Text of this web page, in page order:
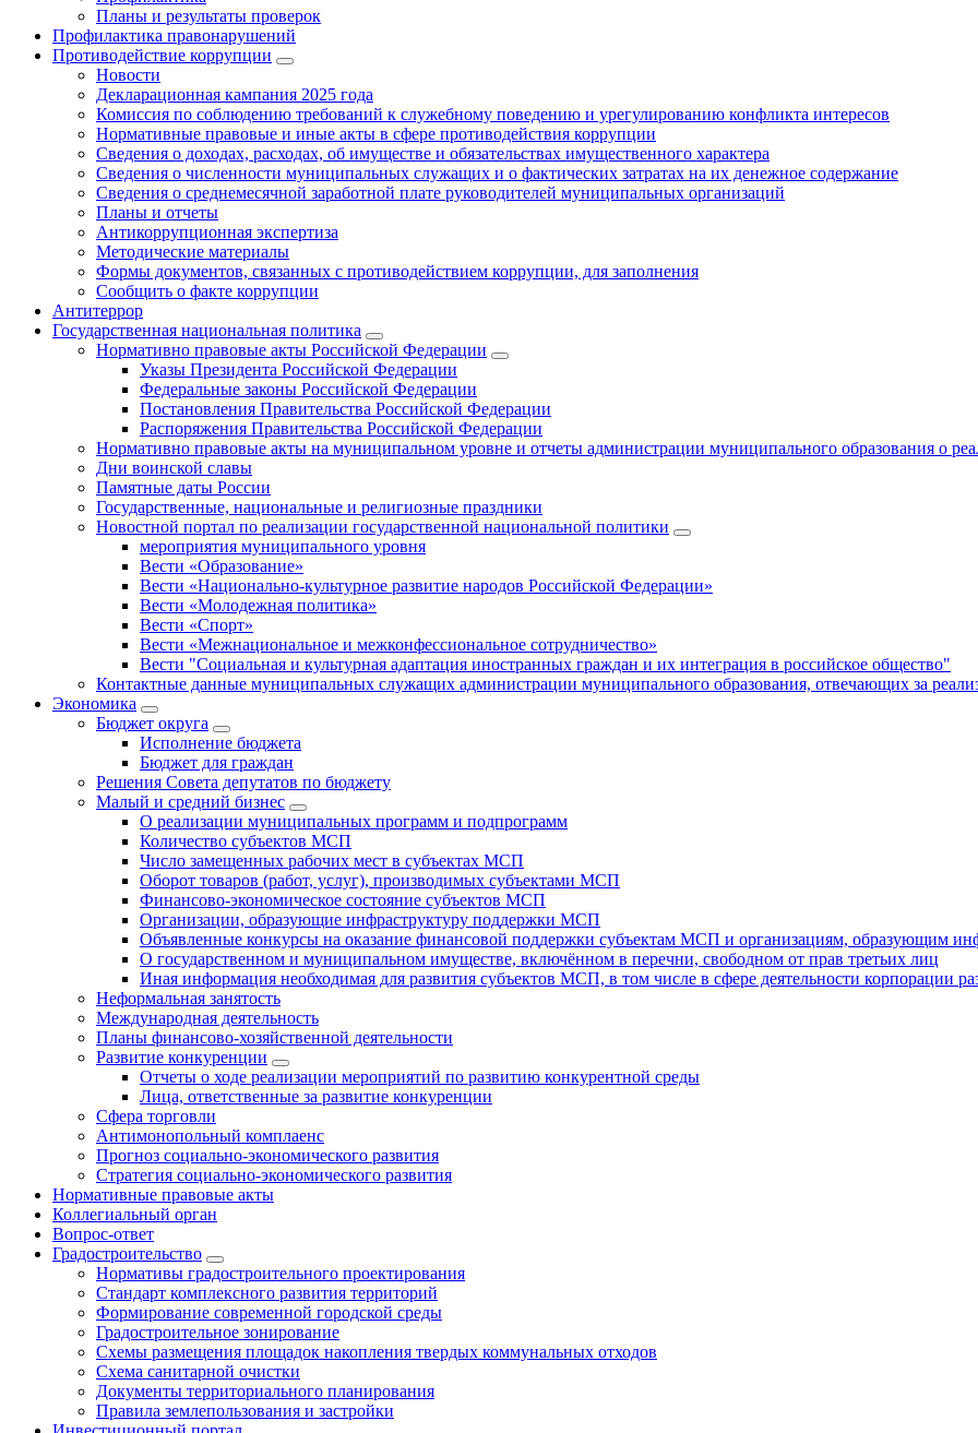
Планы и результаты проверок
Профилактика правонарушений
Противодействие коррупции
Новости
Декларационная кампания 2025 года
Комиссия по соблюдению требований к служебному поведению и урегулированию конфликта интересов
Нормативные правовые и иные акты в сфере противодействия коррупции
Сведения о доходах, расходах, об имуществе и обязательствах имущественного характера
Сведения о численности муниципальных служащих и о фактических затратах на их денежное содержание
Сведения о среднемесячной заработной плате руководителей муниципальных организаций
Планы и отчеты
Антикоррупционная экспертиза
Методические материалы
Формы документов, связанных с противодействием коррупции, для заполнения
Сообщить о факте коррупции
Антитеррор
Государственная национальная политика
Нормативно правовые акты Российской Федерации
Указы Президента Российской Федерации
Федеральные законы Российской Федерации
Постановления Правительства Российской Федерации
Распоряжения Правительства Российской Федерации
Нормативно правовые акты на муниципальном уровне и отчеты администрации муниципального образования о
Дни воинской славы
Памятные даты России
Государственные, национальные и религиозные праздники
Новостной портал по реализации государственной национальной политики
мероприятия муниципального уровня
Вести «Образование»
Вести «Национально-культурное развитие народов Российской Федерации»
Вести «Молодежная политика»
Вести «Спорт»
Вести «Межнациональное и межконфессиональное сотрудничество»
Вести "Социальная и культурная адаптация иностранных граждан и их интеграция в российское общество"
Контактные данные муниципальных служащих администрации муниципального образования, отвечающих за
Экономика
Бюджет округa
Исполнение бюджета
Бюджет для граждан
Решения Совета депутатов по бюджету
Малый и средний бизнес
О реализации муниципальных программ и подпрограмм
Количество субъектов МСП
Число замещенных рабочих мест в субъектах МСП
Оборот товаров (работ, услуг), производимых субъектами МСП
Финансово-экономическое состояние субъектов МСП
Организации, образующие инфраструктуру поддержки МСП
Объявленные конкурсы на оказание финансовой поддержки субъектам МСП и организациям, образующим
О государственном и муниципальном имуществе, включённом в перечни, свободном от прав третьих лиц
Иная информация необходимая для развития субъектов МСП, в том числе в сфере деятельности корпорации
Неформальная занятость
Международная деятельность
Планы финансово-хозяйственной деятельности
Развитие конкуренции
Отчеты о ходе реализации мероприятий по развитию конкурентной среды
Лица, ответственные за развитие конкуренции
Сфера торговли
Антимонопольный комплаенс
Прогноз социально-экономического развития
Стратегия социально-экономического развития
Нормативные правовые акты
Коллегиальный орган
Вопрос-ответ
Градостроительство
Нормативы градостроительного проектирования
Стандарт комплексного развития территорий
Формирование современной городской среды
Градостроительное зонирование
Схемы размещения площадок накопления твердых коммунальных отходов
Схема санитарной очистки
Документы территориального планирования
Правила землепользования и застройки